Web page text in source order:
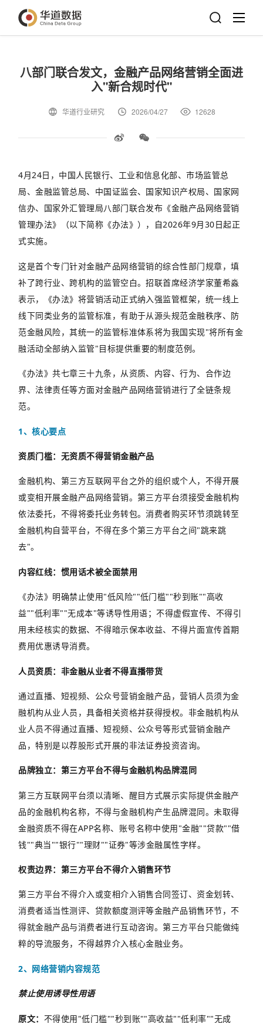
八部门联合发文，金融产品网络营销全面进
入"新合规时代"
华道行业研究 2026/04/27 12628
4月24日，中国人民银行、工业和信息化部、市场监管总
局、金融监管总局、中国证监会、国家知识产权局、国家网
信办、国家外汇管理局八部门联合发布《金融产品网络营销
管理办法》（以下简称《办法》），自2026年9月30日起正
式实施。
这是首个专门针对金融产品网络营销的综合性部门规章，填
补了跨行业、跨机构的监管空白。招联首席经济学家董希淼
表示，《办法》将营销活动正式纳入强监管框架，统一线上
线下同类业务的监管标准，有助于从源头规范金融秩序、防
范金融风险，其统一的监管标准体系将为我国实现"将所有金
融活动全部纳入监管"目标提供重要的制度范例。
《办法》共七章三十九条，从资质、内容、行为、合作边
界、法律责任等方面对金融产品网络营销进行了全链条规
范。
1、核心要点
资质门槛：无资质不得营销金融产品
金融机构、第三方互联网平台之外的组织或个人，不得开展
或变相开展金融产品网络营销。第三方平台须接受金融机构
依法委托，不得将委托业务转包。消费者购买环节须跳转至
金融机构自营平台，不得在多个第三方平台之间"跳来跳
去"。
内容红线：惯用话术被全面禁用
《办法》明确禁止使用"低风险""低门槛""秒到账""高收
益""低利率""无成本"等诱导性用语；不得虚假宣传、不得引
用未经核实的数据、不得暗示保本收益、不得片面宣传首期
费用优惠诱导消费。
人员资质：非金融从业者不得直播带货
通过直播、短视频、公众号营销金融产品，营销人员须为金
融机构从业人员，具备相关资格并获得授权。非金融机构从
业人员不得通过直播、短视频、公众号等形式营销金融产
品，特别是以荐股形式开展的非法证券投资咨询。
品牌独立：第三方平台不得与金融机构品牌混同
第三方互联网平台须以清晰、醒目方式展示实际提供金融产
品的金融机构名称，不得与金融机构产生品牌混同。未取得
金融资质不得在APP名称、账号名称中使用"金融""贷款""借
钱""典当""银行""理财""证券"等涉金融属性字样。
权责边界：第三方平台不得介入销售环节
第三方平台不得介入或变相介入销售合同签订、资金划转、
消费者适当性测评、贷款额度测评等金融产品销售环节，不
得就金融产品与消费者进行互动咨询。第三方平台只能做纯
粹的导流服务，不得越界介入核心金融业务。
2、网络营销内容规范
禁止使用诱导性用语
原文： 不得使用"低门槛""秒到账""高收益""低利率""无成